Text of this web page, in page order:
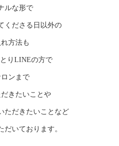
ルな形で
くださる日以外の
方法も
りLINEの方で
ンまで
きたいことや
ただきたいことなど
だいております。